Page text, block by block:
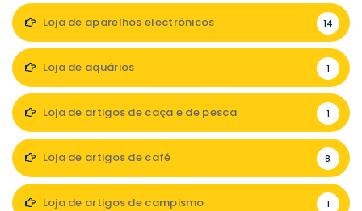
Loja de aparelhos electrónicos 14
Loja de aquários 1
Loja de artigos de caça e de pesca 1
Loja de artigos de café 8
Loja de artigos de campismo 1